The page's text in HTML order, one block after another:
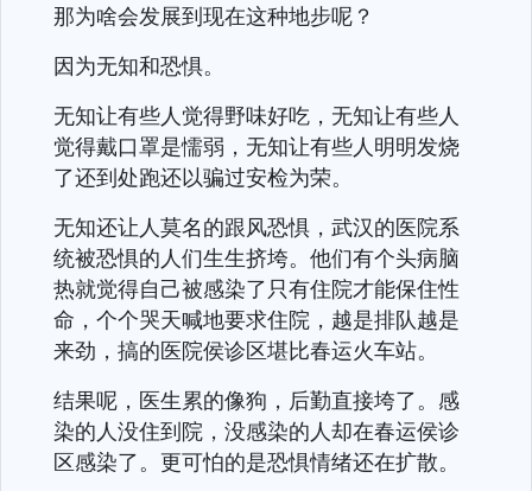
那为啥会发展到现在这种地步呢？
因为无知和恐惧。
无知让有些人觉得野味好吃，无知让有些人
觉得戴口罩是懦弱，无知让有些人明明发烧
了还到处跑还以骗过安检为荣。
无知还让人莫名的跟风恐惧，武汉的医院系
统被恐惧的人们生生挤垮。他们有个头病脑
热就觉得自己被感染了只有住院才能保住性
命，个个哭天喊地要求住院，越是排队越是
来劲，搞的医院侯诊区堪比春运火车站。
结果呢，医生累的像狗，后勤直接垮了。感
染的人没住到院，没感染的人却在春运侯诊
区感染了。更可怕的是恐惧情绪还在扩散。